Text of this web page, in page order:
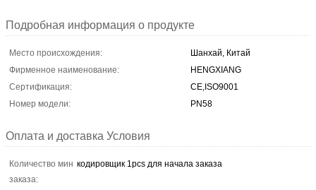
Подробная информация о продукте
Место происхождения:
Шанхай, Китай
Фирменное наименование:
HENGXIANG
Сертификация:
CE,ISO9001
Номер модели:
PN58
Оплата и доставка Условия
Количество мин
заказа:
кодировщик 1pcs для начала заказа